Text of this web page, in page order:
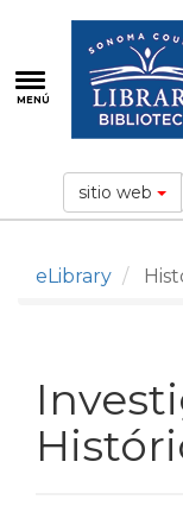
contenido
principal
MENÚ
sitio web
eLibrary